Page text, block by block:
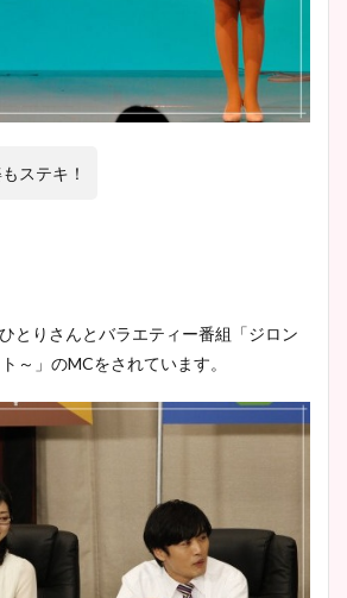
ステキ！
とりさんとバラエティー番組「ジロン
～」のMCをされています。